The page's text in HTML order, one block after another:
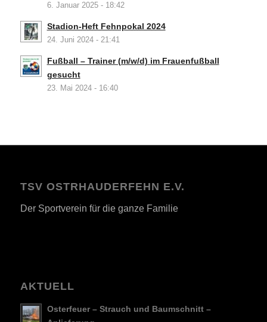
6. Januar 2025 - 18:42
Stadion-Heft Fehnpokal 2024
24. Juni 2024 - 21:41
Fußball – Trainer (m/w/d) im Frauenfußball
gesucht
23. Mai 2024 - 16:40
TSV OSTRHAUDERFEHN E.V.
Der Sportverein für die ganze Familie
AKTUELL
Osterfeuer – Strauch und Baumschnitt –